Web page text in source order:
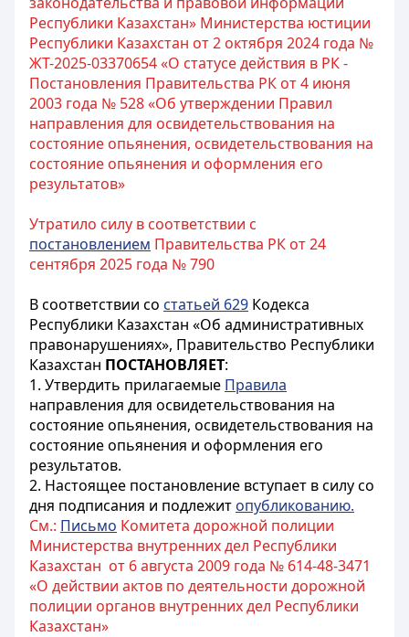
Республики Казахстан» Министерства юстиции
Республики Казахстан от 2 октября 2024 года №
ЖТ-2025-03370654 «О статусе действия в РК -
Постановления Правительства РК от 4 июня
2003 года № 528 «Об утверждении Правил
направления для освидетельствования на
состояние опьянения, освидетельствования на
состояние опьянения и оформления его
результатов»
Утратило силу в соответствии с
постановлением Правительства РК от 24
сентября 2025 года № 790
В соответствии со статьей 629 Кодекса
Республики Казахстан «Об административных
правонарушениях», Правительство Республики
Казахстан ПОСТАНОВЛЯЕТ:
1. Утвердить прилагаемые Правила
направления для освидетельствования на
состояние опьянения, освидетельствования на
состояние опьянения и оформления его
результатов.
2. Настоящее постановление вступает в силу со
дня подписания и подлежит опубликованию.
См.: Письмо Комитета дорожной полиции
Министерства внутренних дел Республики
Казахстан от 6 августа 2009 года № 614-48-3471
«О действии актов по деятельности дорожной
полиции органов внутренних дел Республики
Казахстан»